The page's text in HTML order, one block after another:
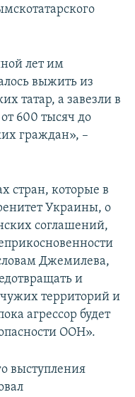
лет им
выжить из
татар, а завезли в
600 тысяч до
граждан», –
стран, которые в
Украины, о
соглашений,
Джемилева,
и
территорий и
агрессор будет
ООН».
выступления